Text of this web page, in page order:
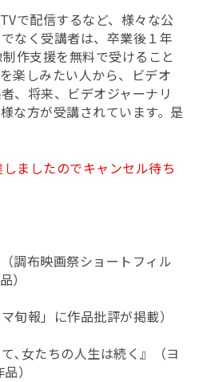
で配信するなど、様々な公
なく受講者は、卒業後１年
作支援を無料で受けること
楽しみたい人から、ビデオ
、将来、ビデオジャーナリ
な方が受講されています。是
ましたのでキャンセル待ち
調布映画祭ショートフィル
）
旬報」に作品批評が掲載）
､女たちの人生は続く』（ヨ
）